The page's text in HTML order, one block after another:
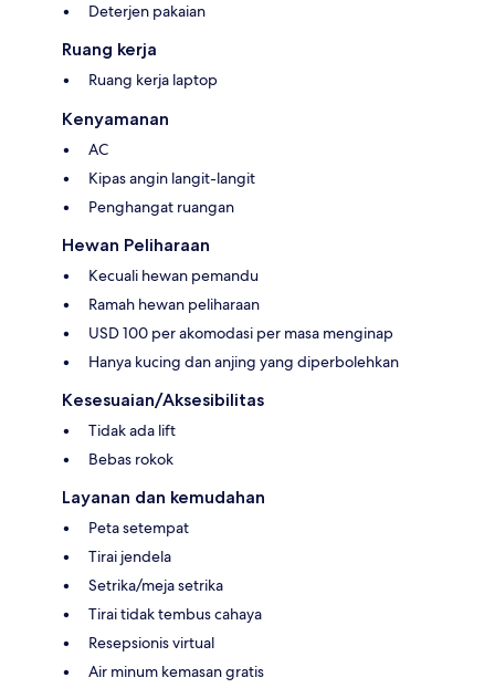
Deterjen pakaian
Ruang kerja
Ruang kerja laptop
Kenyamanan
AC
Kipas angin langit-langit
Penghangat ruangan
Hewan Peliharaan
Kecuali hewan pemandu
Ramah hewan peliharaan
USD 100 per akomodasi per masa menginap
Hanya kucing dan anjing yang diperbolehkan
Kesesuaian/Aksesibilitas
Tidak ada lift
Bebas rokok
Layanan dan kemudahan
Peta setempat
Tirai jendela
Setrika/meja setrika
Tirai tidak tembus cahaya
Resepsionis virtual
Air minum kemasan gratis